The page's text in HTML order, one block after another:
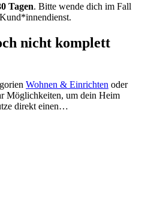
Tagen. Bitte wende dich im Fall
nicht komplett
Wohnen & Einrichten oder
Möglichkeiten, um dein Heim
direkt einen…